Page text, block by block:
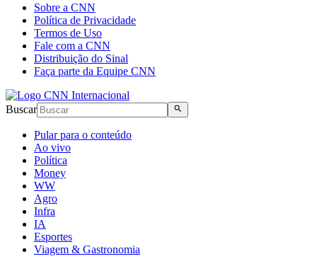
Sobre a CNN
Política de Privacidade
Termos de Uso
Fale com a CNN
Distribuição do Sinal
Faça parte da Equipe CNN
Buscar
Pular para o conteúdo
Ao vivo
Política
Money
WW
Agro
Infra
IA
Esportes
Viagem & Gastronomia